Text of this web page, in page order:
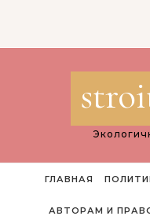
ГЛАВНАЯ
АВТОРАМ И